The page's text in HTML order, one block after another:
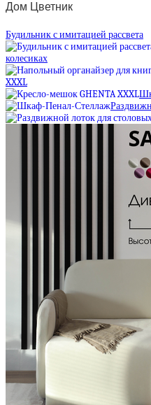
Дом Цветник
Будильник с имитацией рассвета
колесиках
XXXL